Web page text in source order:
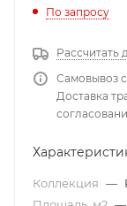
По запросу
Рассчитать
Самовывоз
Доставка
Коллекция —